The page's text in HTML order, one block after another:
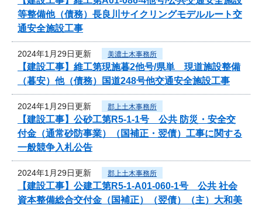
等整備他（債務）長良川サイクリングモデルルート交
通安全施設工事
2024年1月29日更新 美濃土木事務所
【建設工事】維工第現施暮2他号/県単 現道施設整備
（暮安）他（債務）国道248号他交通安全施設工事
2024年1月29日更新 郡上土木事務所
【建設工事】公砂工第R5-1-1号 公共 防災・安全交
付金（通常砂防事業）（国補正・翌債）工事に関する
一般競争入札公告
2024年1月29日更新 郡上土木事務所
【建設工事】公建工第R5-1-A01-060-1号 公共 社会
資本整備総合交付金（国補正）（翌債）（主）大和美